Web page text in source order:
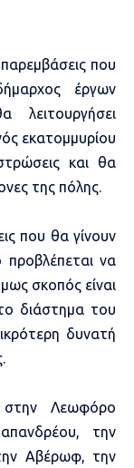
που
έργων
εκατομμυρίου
και θα
της πόλης.
που θα γίνουν
να
σκοπός είναι
διάστημα του
δυνατή
στην Λεωφόρο
την
Αβέρωφ, την